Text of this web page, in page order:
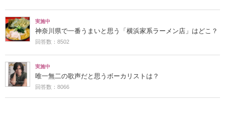
実施中
神奈川県で一番うまいと思う「横浜家系ラーメン店」はどこ？
回答数：8502
実施中
唯一無二の歌声だと思うボーカリストは？
回答数：8066